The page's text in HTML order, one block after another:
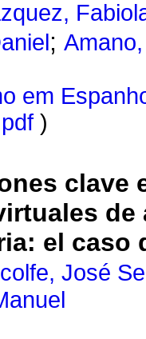
;
em
pdf )
clave
de
: el caso
José